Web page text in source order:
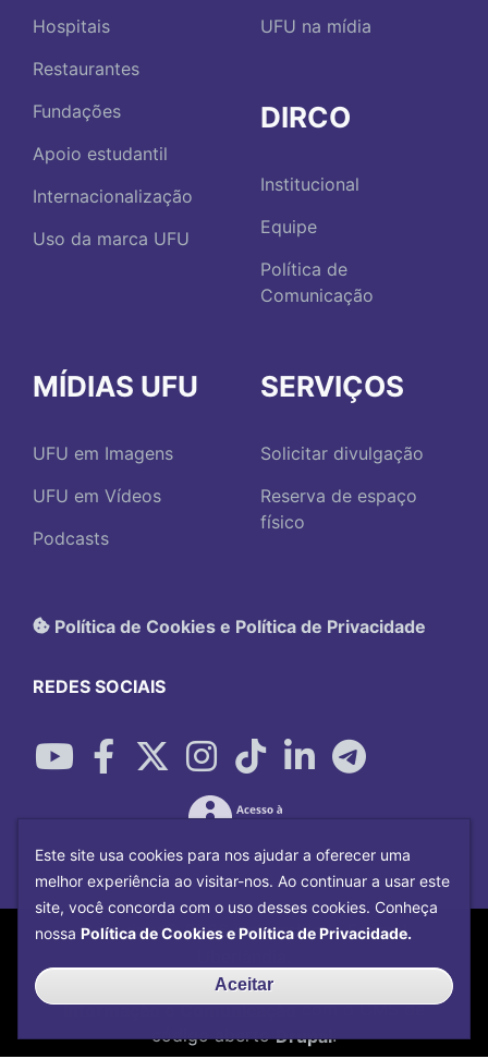
Hospitais
Restaurantes
Fundações
Apoio estudantil
Internacionalização
Uso da marca UFU
UFU na mídia
DIRCO
Institucional
Equipe
Política de
Comunicação
MÍDIAS UFU
UFU em Imagens
UFU em Vídeos
Podcasts
SERVIÇOS
Solicitar divulgação
Reserva de espaço
físico
Política de Cookies e Política de Privacidade
REDES SOCIAIS
Copyright©2026Universidade Federal
Desenvolvido porCentro de Tecnologia da
Informação e Comunicaçãocom o CMS de
código abertoDrupal.
Este site usa cookies para nos ajudar a oferecer uma
melhor experiência ao visitar-nos. Ao continuar a usar este
site, você concorda com o uso desses cookies. Conheça
nossa Política de Cookies e Política de Privacidade.
Aceitar